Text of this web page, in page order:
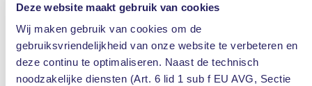
Deze website maakt gebruik van cookies
Wij maken gebruik van cookies om de
gebruiksvriendelijkheid van onze website te verbeteren en
deze continu te optimaliseren. Naast de technisch
noodzakelijke diensten (Art. 6 lid 1 sub f EU AVG, Sectie
31 maart 2022
NCSC: Kwetsbaarheden Spring Core
Framework
Er is een ernstige kwetsbaarheid ontdekt in Spring